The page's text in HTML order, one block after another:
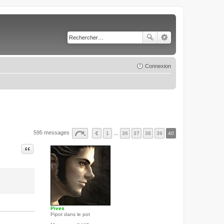
Connexion
595 messages 1 36 37 38 39 40
Pives
Pipot dans le pot
Citer